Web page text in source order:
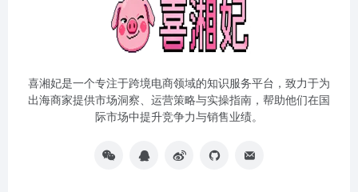
喜湘妃是一个专注于跨境电商领域的知识服务平台，致力于为
出海商家提供市场洞察、运营策略与实操指南，帮助他们在国
际市场中提升竞争力与销售业绩。